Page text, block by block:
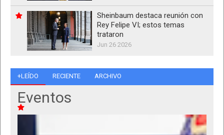
Sheinbaum destaca reunión con
Rey Felipe VI; estos temas
trataron
Jun 26 2026
+LEÍDO RECIENTE ARCHIVO
Eventos